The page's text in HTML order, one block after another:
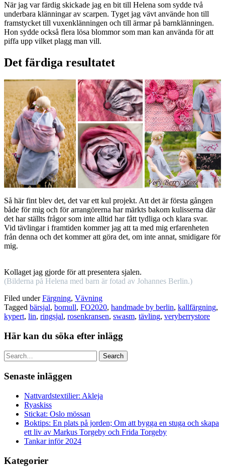
När jag var färdig skickade jag en bit till Helena som sydde två
underbara klänningar av scarpen. Tyget jag vävt använde hon till
framstycket till vuxenklänningen och till ärmar på barnklänningen.
Hon sydde också flera lösa blommor som man kan använda för att
piffa upp vilket plagg man vill.
Det färdiga resultatet
Så här fint blev det, det var ett kul projekt. Att det är första gången
både för mig och för arrangörerna har märkts bakom kulisserna där
det har ställts frågor som inte alltid har fått tydliga och klara svar.
Vid tävlingar i framtiden kommer jag att ta med mig erfarenheten
från denna och det kommer att göra det, om inte annat, smidigare för
mig.
Kollaget jag gjorde för att presentera sjalen.
(Bilderna på Helena med barn är fotad av Johannes Berlin.)
Filed underFärgning, Vävning
Tagged bärsjal, bomull, FO2020, handmade by berlin, kallfärgning,
kypert, lin, ringsjal, rosenkransen, swasm, tävling, veryberrystore
Här kan du söka efter inlägg
Search
Senaste inläggen
Nattvardstextilier: Akleja
Ryaskiss
Stickat: Oslo mössan
Boktips: En plats på jorden; Om att bygga en stuga och skapa
ett liv av Markus Torgeby och Frida Torgeby
Tankar inför 2024
Kategorier